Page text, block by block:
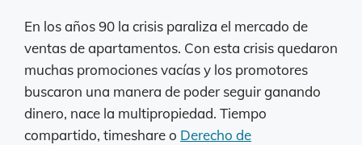
En los años 90 la crisis paraliza el mercado de
ventas de apartamentos. Con esta crisis quedaron
muchas promociones vacías y los promotores
buscaron una manera de poder seguir ganando
dinero, nace la multipropiedad. Tiempo
compartido, timeshare o Derecho de